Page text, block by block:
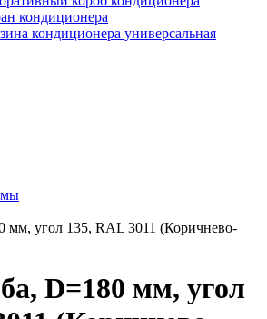
кондиционера
кондиционера универсальная
мм, угол 135, RAL 3011 (Коричнево-
D=180 мм, угол